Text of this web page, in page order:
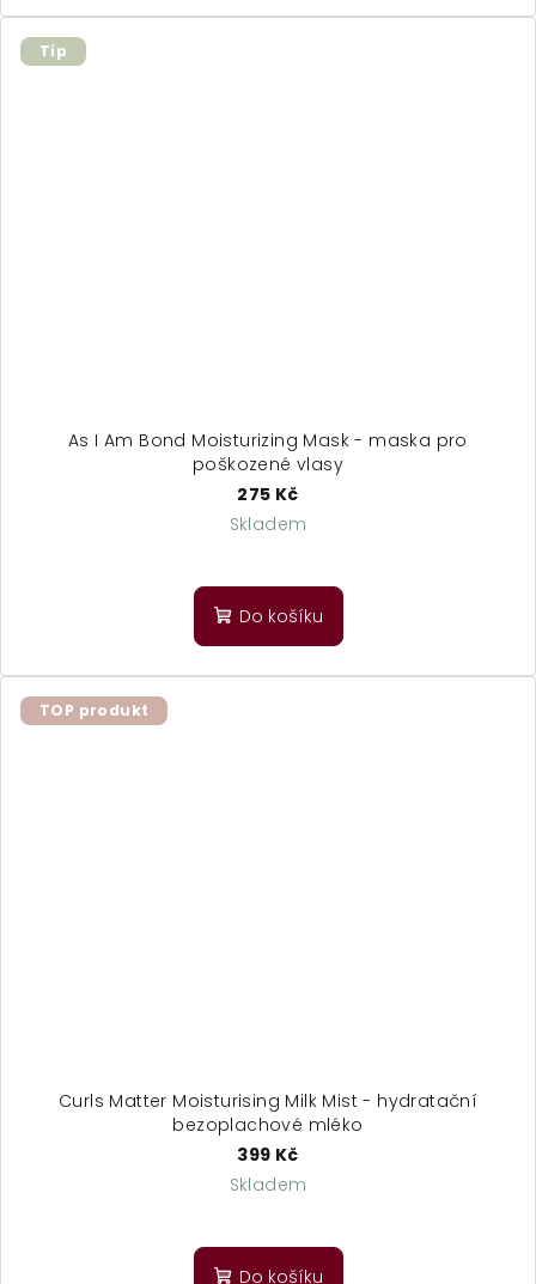
Tip
As I Am Bond Moisturizing Mask - maska pro
poškozené vlasy
275 Kč
Skladem
Do košíku
TOP produkt
Curls Matter Moisturising Milk Mist - hydratační
bezoplachové mléko
399 Kč
Skladem
Do košíku